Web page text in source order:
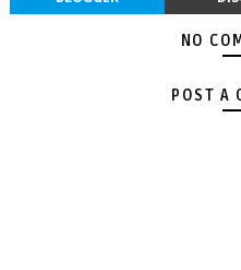
NO
POST A